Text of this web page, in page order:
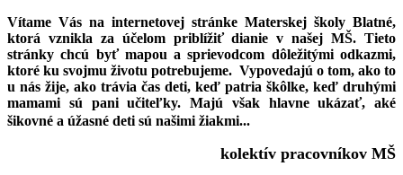
Vítame Vás na internetovej stránke Materskej školy Blatné,
ktorá vznikla za účelom priblížiť dianie v našej MŠ. Tieto
stránky chcú byť mapou a sprievodcom dôležitými odkazmi,
ktoré ku svojmu životu potrebujeme. Vypovedajú o tom, ako to
u nás žije, ako trávia čas deti, keď patria škôlke, keď druhými
mamami sú pani učiteľky. Majú však hlavne ukázať, aké
šikovné a úžasné deti sú našimi žiakmi...
kolektív pracovníkov MŠ